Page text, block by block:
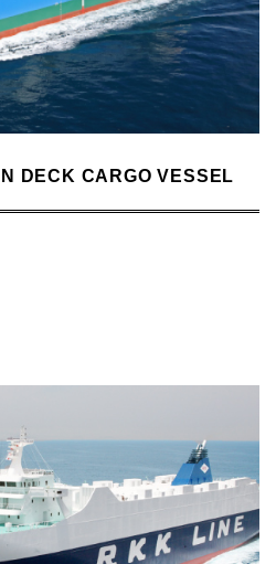
DECK CARGO VESSEL